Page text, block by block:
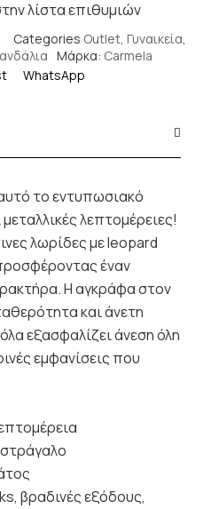
λίστα επιθυμιών
Categories Outlet, Γυναικεία,
Μάρκα: Carmela
WhatsApp
το εντυπωσιακό
λεπτομέρειες!
λωρίδες με leopard
έναν
Η αγκράφα στον
και άνετη
εξασφαλίζει άνεση όλη
εμφανίσεις που
βραδινές εξόδους,